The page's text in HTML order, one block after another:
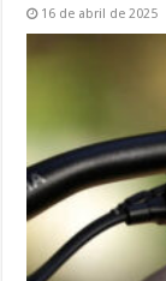
16 de abril de 2025